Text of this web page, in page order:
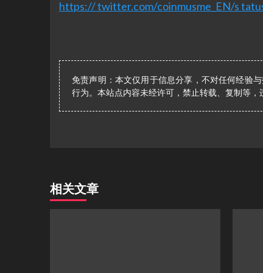
https:// twitter.com/coinmusme_EN/s
免责声明：本文仅用于信息分享，不对任何经验
行为。本站点内容未经许可，禁止转载、复制等，
相关文章